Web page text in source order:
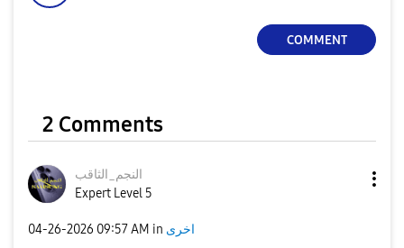
COMMENT
2 Comments
النجم_الثاقب
Expert Level 5
‎04-26-2026 09:57 AM in اخرى